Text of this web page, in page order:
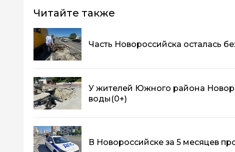
Читайте также
Часть Новороссийска осталась
У жителей Южного района
воды (0+)
В Новороссийске за 5 месяцев